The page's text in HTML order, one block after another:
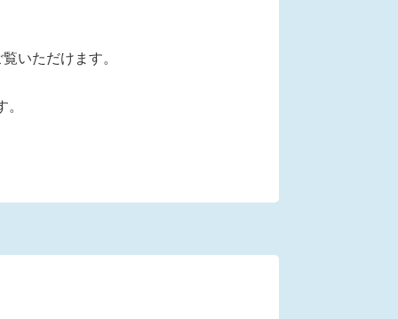
いただけます。